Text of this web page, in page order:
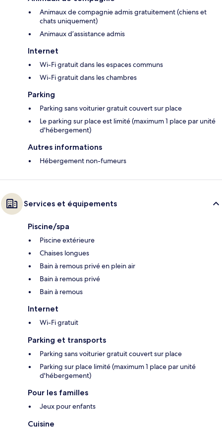
Animaux de compagnie admis gratuitement (chiens et
chats uniquement)
Animaux d’assistance admis
Internet
Wi-Fi gratuit dans les espaces communs
Wi-Fi gratuit dans les chambres
Parking
Parking sans voiturier gratuit couvert sur place
Le parking sur place est limité (maximum 1 place par unité
d'hébergement)
Autres informations
Hébergement non-fumeurs
Services et équipements
Piscine/spa
Piscine extérieure
Chaises longues
Bain à remous privé en plein air
Bain à remous privé
Bain à remous
Internet
Wi-Fi gratuit
Parking et transports
Parking sans voiturier gratuit couvert sur place
Parking sur place limité (maximum 1 place par unité
d'hébergement)
Pour les familles
Jeux pour enfants
Cuisine